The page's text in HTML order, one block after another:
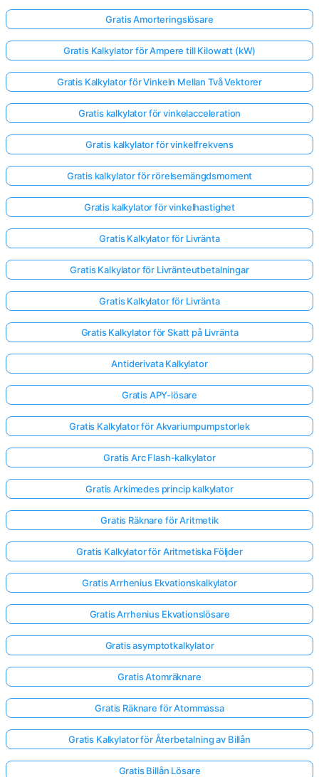
Gratis Amorteringslösare
Gratis Kalkylator för Ampere till Kilowatt (kW)
Gratis Kalkylator för Vinkeln Mellan Två Vektorer
Gratis kalkylator för vinkelacceleration
Gratis kalkylator för vinkelfrekvens
Gratis kalkylator för rörelsemängdsmoment
Gratis kalkylator för vinkelhastighet
Gratis Kalkylator för Livränta
Gratis Kalkylator för Livränteutbetalningar
Gratis Kalkylator för Livränta
Gratis Kalkylator för Skatt på Livränta
Antiderivata Kalkylator
Gratis APY-lösare
Gratis Kalkylator för Akvariumpumpstorlek
Gratis Arc Flash-kalkylator
Gratis Arkimedes princip kalkylator
Gratis Räknare för Aritmetik
Gratis Kalkylator för Aritmetiska Följder
Gratis Arrhenius Ekvationskalkylator
Gratis Arrhenius Ekvationslösare
Gratis asymptotkalkylator
Gratis Atomräknare
Gratis Räknare för Atommassa
Gratis Kalkylator för Återbetalning av Billån
Gratis Billån Lösare